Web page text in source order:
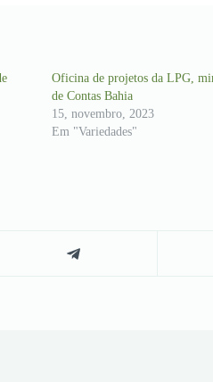
Oficina de projetos da LPG,
de Contas Bahia
15, novembro, 2023
Em "Variedades"